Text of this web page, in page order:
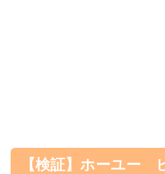
【検証】ホーユー